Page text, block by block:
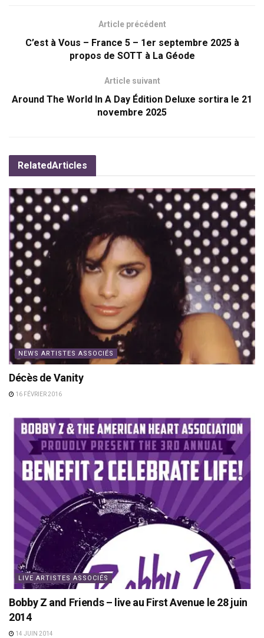
Article précédent
C’est à Vous – France 5 – 1er septembre 2025 à
propos de SOTT à La Géode
Article suivant
Around The World In A Day Édition Deluxe sortira le 21
novembre 2025
RelatedArticles
NEWS ARTISTES ASSOCIÉS
Décès de Vanity
16 FÉVRIER 2016
LIVE ARTISTES ASSOCIÉS
Bobby Z and Friends – live au First Avenue le 28 juin
2014
14 JUIN 2014